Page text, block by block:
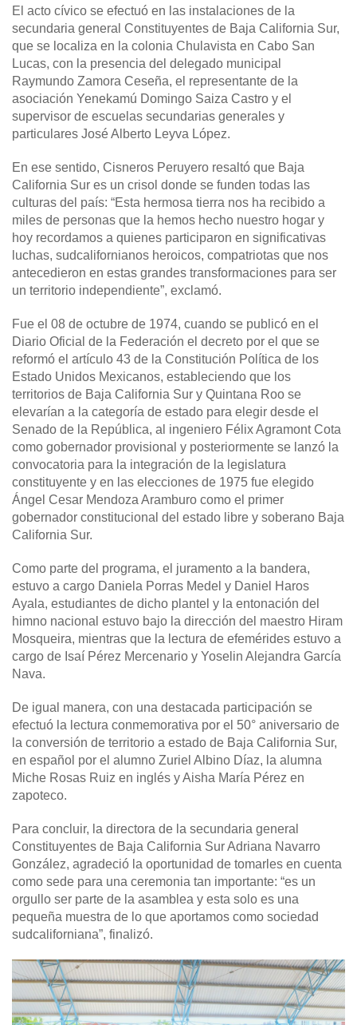
El acto cívico se efectuó en las instalaciones de la
secundaria general Constituyentes de Baja California Sur,
que se localiza en la colonia Chulavista en Cabo San
Lucas, con la presencia del delegado municipal
Raymundo Zamora Ceseña, el representante de la
asociación Yenekamú Domingo Saiza Castro y el
supervisor de escuelas secundarias generales y
particulares José Alberto Leyva López.
En ese sentido, Cisneros Peruyero resaltó que Baja
California Sur es un crisol donde se funden todas las
culturas del país: “Esta hermosa tierra nos ha recibido a
miles de personas que la hemos hecho nuestro hogar y
hoy recordamos a quienes participaron en significativas
luchas, sudcalifornianos heroicos, compatriotas que nos
antecedieron en estas grandes transformaciones para ser
un territorio independiente”, exclamó.
Fue el 08 de octubre de 1974, cuando se publicó en el
Diario Oficial de la Federación el decreto por el que se
reformó el artículo 43 de la Constitución Política de los
Estado Unidos Mexicanos, estableciendo que los
territorios de Baja California Sur y Quintana Roo se
elevarían a la categoría de estado para elegir desde el
Senado de la República, al ingeniero Félix Agramont Cota
como gobernador provisional y posteriormente se lanzó la
convocatoria para la integración de la legislatura
constituyente y en las elecciones de 1975 fue elegido
Ángel Cesar Mendoza Aramburo como el primer
gobernador constitucional del estado libre y soberano Baja
California Sur.
Como parte del programa, el juramento a la bandera,
estuvo a cargo Daniela Porras Medel y Daniel Haros
Ayala, estudiantes de dicho plantel y la entonación del
himno nacional estuvo bajo la dirección del maestro Hiram
Mosqueira, mientras que la lectura de efemérides estuvo a
cargo de Isaí Pérez Mercenario y Yoselin Alejandra García
Nava.
De igual manera, con una destacada participación se
efectuó la lectura conmemorativa por el 50° aniversario de
la conversión de territorio a estado de Baja California Sur,
en español por el alumno Zuriel Albino Díaz, la alumna
Miche Rosas Ruiz en inglés y Aisha María Pérez en
zapoteco.
Para concluir, la directora de la secundaria general
Constituyentes de Baja California Sur Adriana Navarro
González, agradeció la oportunidad de tomarles en cuenta
como sede para una ceremonia tan importante: “es un
orgullo ser parte de la asamblea y esta solo es una
pequeña muestra de lo que aportamos como sociedad
sudcaliforniana”, finalizó.